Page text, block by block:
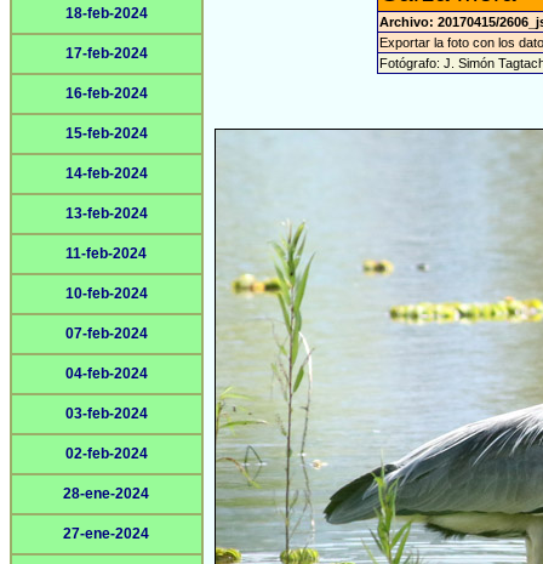
18-feb-2024
17-feb-2024
16-feb-2024
15-feb-2024
14-feb-2024
13-feb-2024
11-feb-2024
10-feb-2024
07-feb-2024
04-feb-2024
03-feb-2024
02-feb-2024
28-ene-2024
27-ene-2024
Archivo: 20170415/
Exportar la foto con los
Fotógrafo: J. Simón